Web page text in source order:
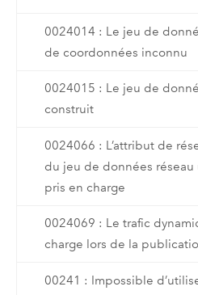
0024014 : Le jeu de
de coordonnées inconnu
0024015 : Le jeu de
construit
0024066 : L’attribut de
du jeu de données
pris en charge
0024069 : Le trafic
charge lors de la
00241 : Impossible